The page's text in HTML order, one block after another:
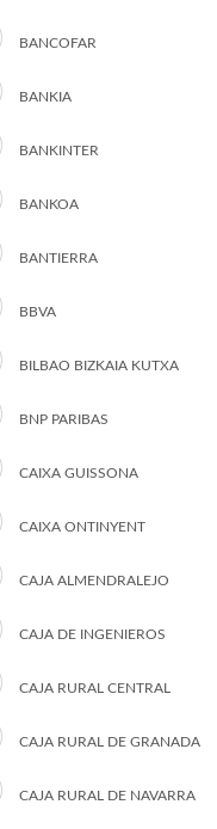
BANCOFAR
BANKIA
BANKINTER
BANKOA
BANTIERRA
BBVA
BILBAO BIZKAIA KUTXA
BNP PARIBAS
CAIXA GUISSONA
CAIXA ONTINYENT
CAJA ALMENDRALEJO
CAJA DE INGENIEROS
CAJA RURAL CENTRAL
CAJA RURAL DE GRANADA
CAJA RURAL DE NAVARRA